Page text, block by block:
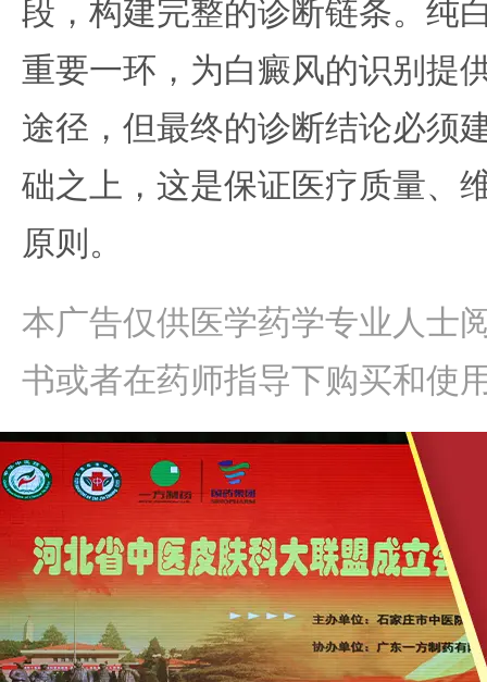
段，构建完整的诊断链条。纯
重要一环，为白癜风的识别提
途径，但最终的诊断结论必须
础之上，这是保证医疗质量、
原则。
本广告仅供医学药学专业人士
书或者在药师指导下购买和使